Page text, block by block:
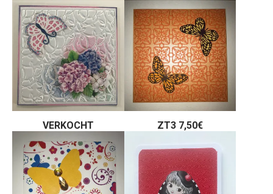
VERKOCHT ZT3 7,50€